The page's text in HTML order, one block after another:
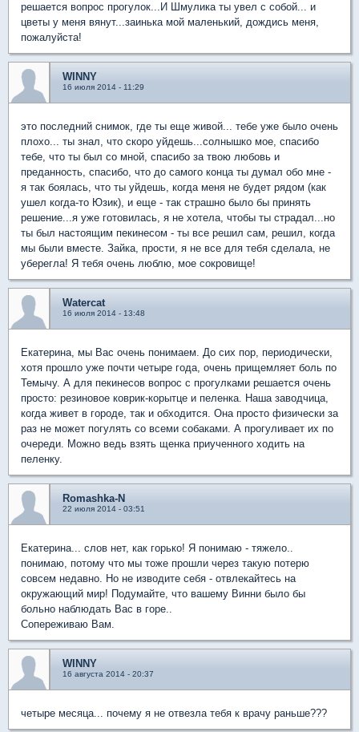
решается вопрос прогулок...И Шмулика ты увел с собой... и
цветы у меня вянут...заинька мой маленький, дождись меня,
пожалуйста!
WINNY
16 июля 2014 - 11:29
это последний снимок, где ты еще живой... тебе уже было очень
плохо... ты знал, что скоро уйдешь...солнышко мое, спасибо
тебе, что ты был со мной, спасибо за твою любовь и
преданность, спасибо, что до самого конца ты думал обо мне -
я так боялась, что ты уйдешь, когда меня не будет рядом (как
ушел когда-то Юзик), и еще - так страшно было бы принять
решение...я уже готовилась, я не хотела, чтобы ты страдал...но
ты был настоящим пекинесом - ты все решил сам, решил, когда
мы были вместе. Зайка, прости, я не все для тебя сделала, не
уберегла! Я тебя очень люблю, мое сокровище!
Watercat
16 июля 2014 - 13:48
Екатерина, мы Вас очень понимаем. До сих пор, периодически,
хотя прошло уже почти четыре года, очень прищемляет боль по
Темычу. А для пекинесов вопрос с прогулками решается очень
просто: резиновое коврик-корытце и пеленка. Наша заводчица,
когда живет в городе, так и обходится. Она просто физически за
раз не может погулять со всеми собаками. А прогуливает их по
очереди. Можно ведь взять щенка приученного ходить на
пеленку.
Romashka-N
22 июля 2014 - 03:51
Екатерина... слов нет, как горько! Я понимаю - тяжело..
понимаю, потому что мы тоже прошли через такую потерю
совсем недавно. Но не изводите себя - отвлекайтесь на
окружающий мир! Подумайте, что вашему Винни было бы
больно наблюдать Вас в горе..
Сопереживаю Вам.
WINNY
16 августа 2014 - 20:37
четыре месяца... почему я не отвезла тебя к врачу раньше???